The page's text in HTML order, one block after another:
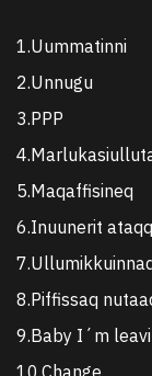
1.Uummatinni
2.Unnugu
3.PPP
5.Maqaffisineq
6.Inuunerit
8.Piffissaq
9.Baby I´m
10.Change